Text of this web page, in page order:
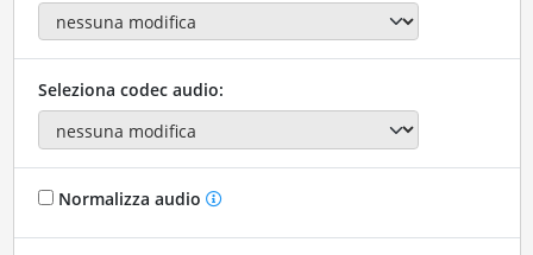
Seleziona codec audio:
Normalizza audio